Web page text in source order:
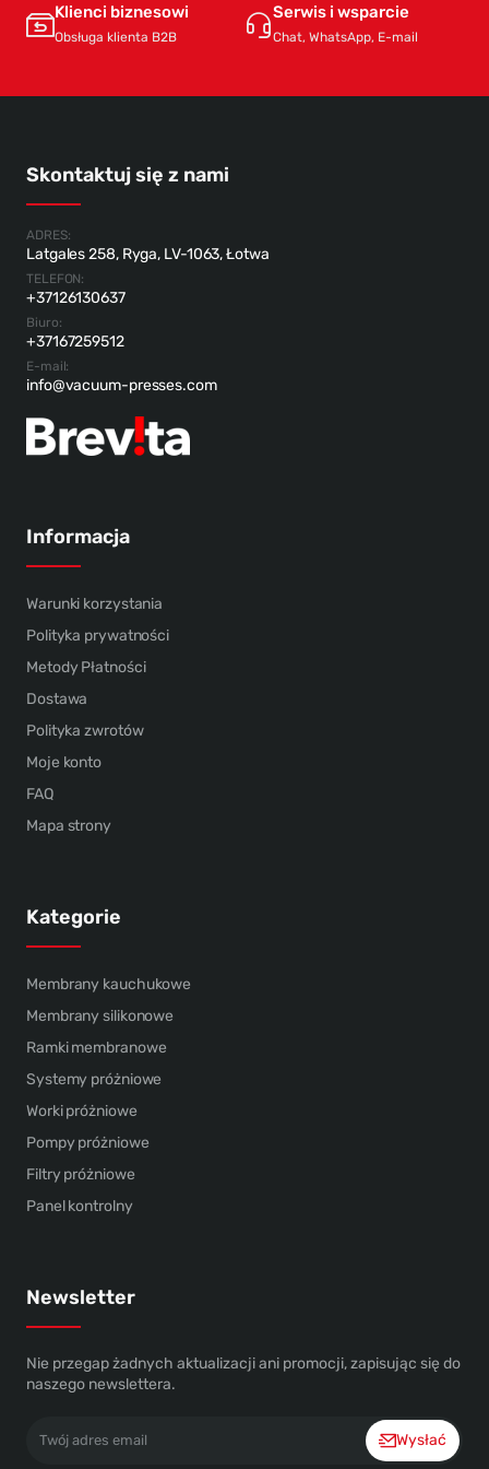
Klienci biznesowi
Obsługa klienta B2B
Serwis i wsparcie
Chat, WhatsApp, E-mail
Skontaktuj się z nami
ADRES:
Latgales 258, Ryga, LV-1063, Łotwa
TELEFON:
+37126130637
Biuro:
+37167259512
E-mail:
info@vacuum-presses.com
Informacja
Warunki korzystania
Polityka prywatności
Metody Płatności
Dostawa
Polityka zwrotów
Moje konto
FAQ
Mapa strony
Kategorie
Membrany kauchukowe
Membrany silikonowe
Ramki membranowe
Systemy próżniowe
Worki próżniowe
Pompy próżniowe
Filtry próżniowe
Panel kontrolny
Newsletter
Nie przegap żadnych aktualizacji ani promocji, zapisując się do
naszego newslettera.
adres
Wysłać